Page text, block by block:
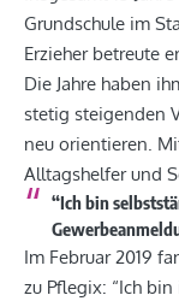
Grundschule im
Erzieher betreute
Die Jahre haben
stetig steigenden
neu orientieren.
Alltagshelfer und
“Ich bin
Im Februar 2019
zu Pflegix: “Ich